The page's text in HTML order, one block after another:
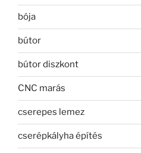
bója
bútor
bútor diszkont
CNC marás
cserepes lemez
cserépkályha építés